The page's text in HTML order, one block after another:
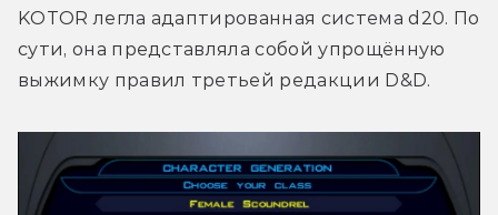
KOTOR легла адаптированная система d20. По
сути, она представляла собой упрощённую
выжимку правил третьей редакции D&D.